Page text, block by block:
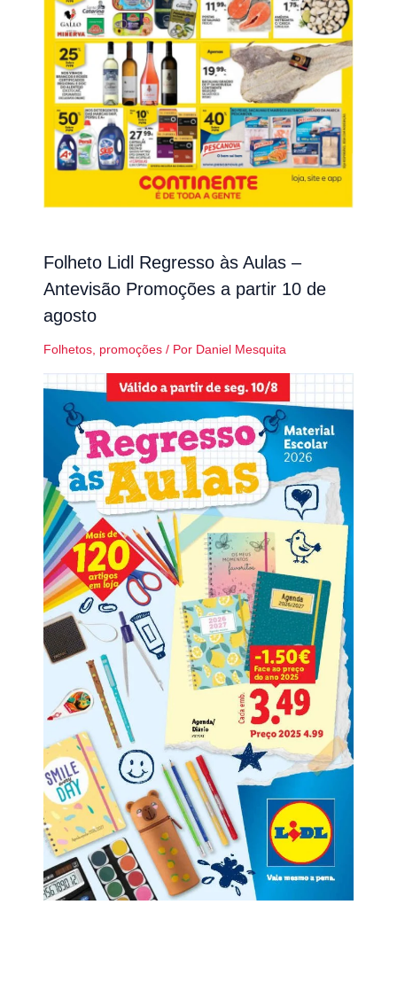
Folheto Lidl Regresso às Aulas –
Antevisão Promoções a partir 10 de
agosto
Folhetos, promoções/ Por Daniel Mesquita